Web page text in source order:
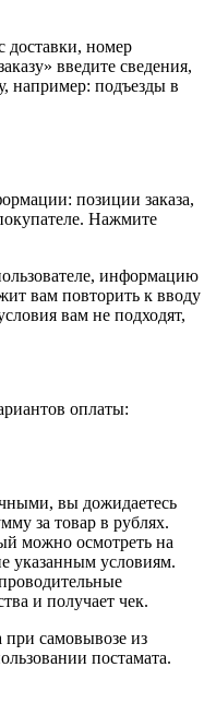
доставки, номер
введите сведения,
например: подъезды в
позиции заказа,
Нажмите
информацию
вам повторить к вводу
вам не подходят,
оплаты:
вы дожидаетесь
за товар в рублях.
можно осмотреть на
указанным условиям.
и получает чек.
самовывозе из
постамата.